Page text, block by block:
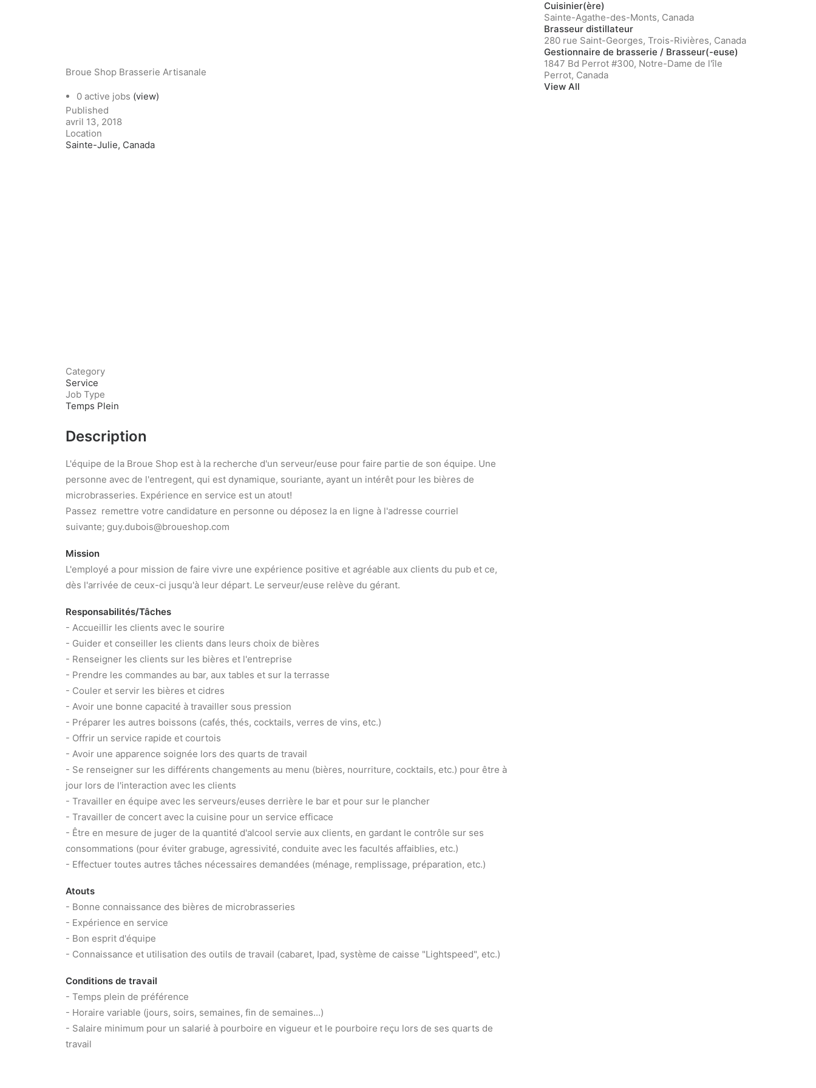
Broue Shop Brasserie Artisanale
0 active jobs (view)
Published
avril 13, 2018
Location
Sainte-Julie, Canada
Category
Service
Job Type
Temps Plein
Description
L'équipe de la Broue Shop est à la recherche d'un serveur/euse pour faire partie de son équipe. Une
personne avec de l'entregent, qui est dynamique, souriante, ayant un intérêt pour les bières de
microbrasseries. Expérience en service est un atout!
Passez remettre votre candidature en personne ou déposez la en ligne à l'adresse courriel
suivante; guy.dubois@broueshop.com
Mission
L'employé a pour mission de faire vivre une expérience positive et agréable aux clients du pub et ce,
dès l'arrivée de ceux-ci jusqu'à leur départ. Le serveur/euse relève du gérant.
Responsabilités/Tâches
- Accueillir les clients avec le sourire
- Guider et conseiller les clients dans leurs choix de bières
- Renseigner les clients sur les bières et l'entreprise
- Prendre les commandes au bar, aux tables et sur la terrasse
- Couler et servir les bières et cidres
- Avoir une bonne capacité à travailler sous pression
- Préparer les autres boissons (cafés, thés, cocktails, verres de vins, etc.)
- Offrir un service rapide et courtois
- Avoir une apparence soignée lors des quarts de travail
- Se renseigner sur les différents changements au menu (bières, nourriture, cocktails, etc.) pour être à
jour lors de l'interaction avec les clients
- Travailler en équipe avec les serveurs/euses derrière le bar et pour sur le plancher
- Travailler de concert avec la cuisine pour un service efficace
- Être en mesure de juger de la quantité d'alcool servie aux clients, en gardant le contrôle sur ses
consommations (pour éviter grabuge, agressivité, conduite avec les facultés affaiblies, etc.)
- Effectuer toutes autres tâches nécessaires demandées (ménage, remplissage, préparation, etc.)
Atouts
- Bonne connaissance des bières de microbrasseries
- Expérience en service
- Bon esprit d'équipe
- Connaissance et utilisation des outils de travail (cabaret, Ipad, système de caisse "Lightspeed", etc.)
Conditions de travail
- Temps plein de préférence
- Horaire variable (jours, soirs, semaines, fin de semaines...)
- Salaire minimum pour un salarié à pourboire en vigueur et le pourboire reçu lors de ses quarts de
travail
Cuisinier(ère)
Sainte-Agathe-des-Monts, Canada
Brasseur distillateur
280 rue Saint-Georges, Trois-Rivières, Canada
Gestionnaire de brasserie / Brasseur(-euse)
1847 Bd Perrot #300, Notre-Dame de l'île
Perrot, Canada
View All